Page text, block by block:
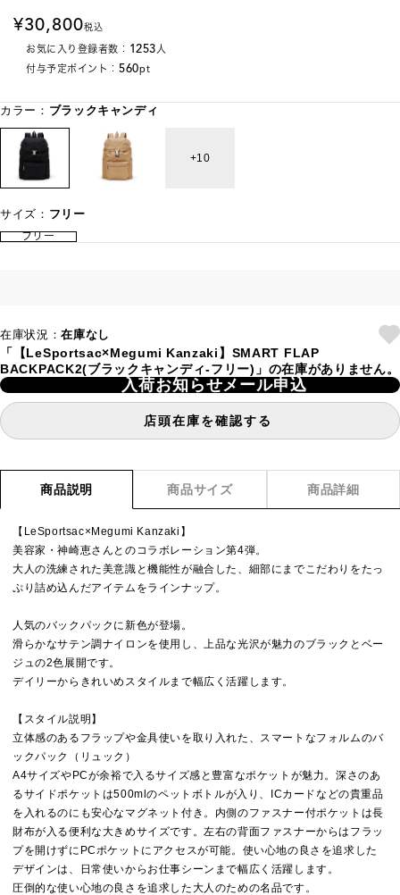
30,800税込
お気に入り登録者数： 1253人
付与予定ポイント： 560pt
カラー： ブラックキャンディ
10
サイズ： フリー
フリー
在庫状況：在庫なし
「【LeSportsac×Megumi Kanzaki】SMART FLAP
BACKPACK2(ブラックキャンディ-フリー)」の在庫がありません。
入荷お知らせメール申込
店頭在庫を確認する
商品説明 商品サイズ 商品詳細
【LeSportsac×Megumi Kanzaki】
美容家・神崎恵さんとのコラボレーション第4弾。
大人の洗練された美意識と機能性が融合した、細部にまでこだわりをたっ
ぷり詰め込んだアイテムをラインナップ。
人気のバックパックに新色が登場。
滑らかなサテン調ナイロンを使用し、上品な光沢が魅力のブラックとベー
ジュの2色展開です。
デイリーからきれいめスタイルまで幅広く活躍します。
【スタイル説明】
立体感のあるフラップや金具使いを取り入れた、スマートなフォルムのバ
ックパック（リュック）
A4サイズやPCが余裕で入るサイズ感と豊富なポケットが魅力。深さのあ
るサイドポケットは500mlのペットボトルが入り、ICカードなどの貴重品
を入れるのにも安心なマグネット付き。内側のファスナー付ポケットは長
財布が入る便利な大きめサイズです。左右の背面ファスナーからはフラッ
プを開けずにPCポケットにアクセスが可能。使い心地の良さを追求した
デザインは、日常使いからお仕事シーンまで幅広く活躍します。
圧倒的な使い心地の良さを追求した大人のための名品です。